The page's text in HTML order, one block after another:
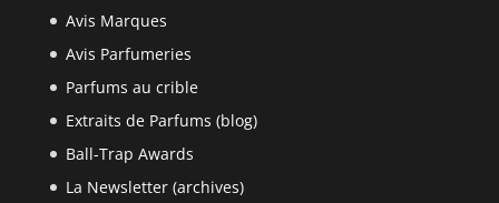
Avis Marques
Avis Parfumeries
Parfums au crible
Extraits de Parfums (blog)
Ball-Trap Awards
La Newsletter (archives)